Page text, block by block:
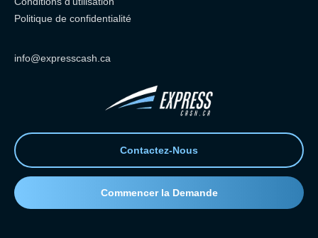
Politique de confidentialité
info@expresscash.ca
Contactez-Nous
Commencer la Demande